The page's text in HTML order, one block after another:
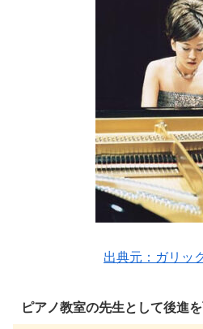
出典元：ガリッ
ピアノ教室の先生として後進